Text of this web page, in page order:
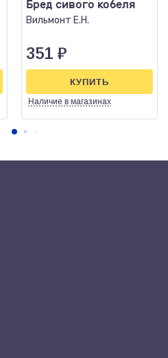
Бред сивого кобеля
Вильмонт Е.Н.
351 ₽
Наличие в магазинах
КУПИТЬ